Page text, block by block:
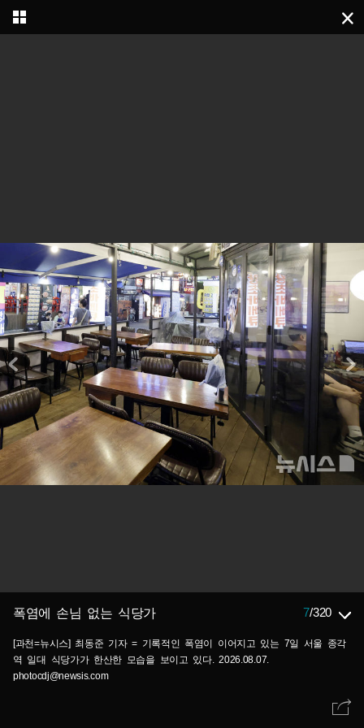
폭염에 손님 없는 식당가 7/320
[과천=뉴시스] 최동준 기자 = 기록적인 폭염이 이어지고 있는 7일 서울 종각
역 일대 식당가가 한산한 모습을 보이고 있다. 2026.08.07.
photocdj@newsis.com